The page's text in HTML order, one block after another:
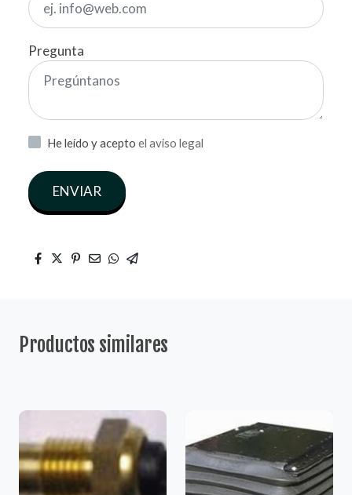
Pregunta
He leído y acepto el aviso legal
ENVIAR
Productos similares